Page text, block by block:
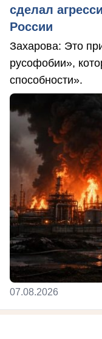
сделал
России
Захарова: Это
русофобии»,
способности».
07.08.2026